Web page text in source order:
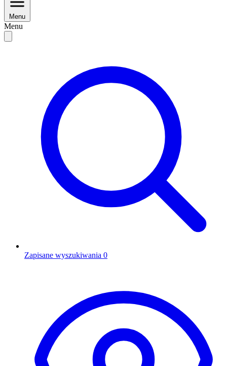
Menu
Menu
Zapisane wyszukiwania 0